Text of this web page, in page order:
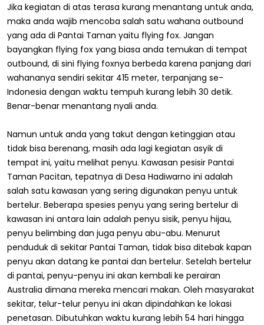
Jika kegiatan di atas terasa kurang menantang untuk anda,
maka anda wajib mencoba salah satu wahana outbound
yang ada di Pantai Taman yaitu flying fox. Jangan
bayangkan flying fox yang biasa anda temukan di tempat
outbound, di sini flying foxnya berbeda karena panjang dari
wahananya sendiri sekitar 415 meter, terpanjang se-
Indonesia dengan waktu tempuh kurang lebih 30 detik.
Benar-benar menantang nyali anda.
Namun untuk anda yang takut dengan ketinggian atau
tidak bisa berenang, masih ada lagi kegiatan asyik di
tempat ini, yaitu melihat penyu. Kawasan pesisir Pantai
Taman Pacitan, tepatnya di Desa Hadiwarno ini adalah
salah satu kawasan yang sering digunakan penyu untuk
bertelur. Beberapa spesies penyu yang sering bertelur di
kawasan ini antara lain adalah penyu sisik, penyu hijau,
penyu belimbing dan juga penyu abu-abu. Menurut
penduduk di sekitar Pantai Taman, tidak bisa ditebak kapan
penyu akan datang ke pantai dan bertelur. Setelah bertelur
di pantai, penyu-penyu ini akan kembali ke perairan
Australia dimana mereka mencari makan. Oleh masyarakat
sekitar, telur-telur penyu ini akan dipindahkan ke lokasi
penetasan. Dibutuhkan waktu kurang lebih 54 hari hingga